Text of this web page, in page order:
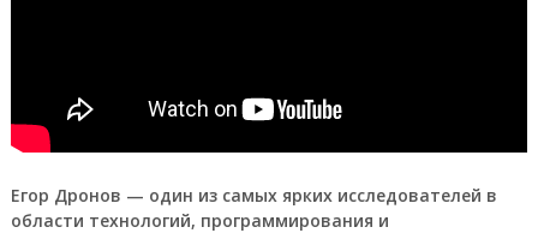
Егор Дронов — один из самых ярких исследователей в
области технологий, программирования и